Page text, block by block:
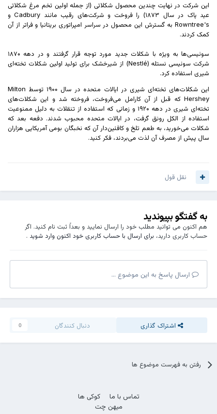
این شرکت در نهایت چندین محصول شکلاتی (از جمله اولین تخم مرغ شکلاتی
عید پاک در سال ۱۸۷۳) را فروخت و شرکت‌های رقیب مانند Cadbury و
Rowntree's به گسترش این محصول در سراسر امپراتوری بریتانیا و فراتر از آن
کمک کردند.
سوئیسی‌ها به ویژه با شکلات جدید مورد توجه قرار گرفتند و در دهه ۱۸۷۰
شرکت سوئیسی نستله (Nestlé) از شیرخشک برای تولید اولین شکلات تخته‌ای
شیری استفاده کرد.
این شکلات‌های تخته‌ای شیری در ایالات متحده در سال ۱۹۰۰ توسط Milton
Hershey که قبل از آن کارامل می‌فروخت، فروخته شد و این شکلات‌های
تخته‌ای شیری در دهه ۱۹۲۰ و زمانی که استفاده از تنقلات به دلیل ممنوعیت
استفاده از الکل رونق گرفت، در ایالات متحده محبوب شدند. دفعه بعد که
شکلات می‌خورید، به طعم تلخ و کافئین‌دار آن که نخبگان بومی آمریکایی هزاران
سال پیش از مصرف آن لذت می‌بردند، فکر کنید.
نقل قول
به گفتگو بپیوندید
هم اکنون می توانید مطلب خود را ارسال نمایید و بعداً ثبت نام کنید. اگر
حساب کاربری دارید، برای ارسال با حساب کاربری خود اکنون وارد شوید.
ارسال پاسخ به این موضوع ...
اشتراک گذاری دنبال کنندگان 0
رفتن به فهرست موضوع ها
تماس با ما
کوکی ها
میهن چت